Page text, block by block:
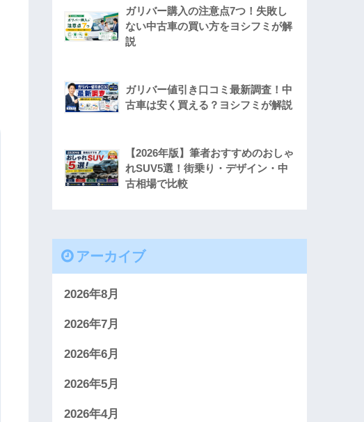
ガリバー購入の注意点7つ！失敗し
ない中古車の買い方をヨシフミが解
説
ガリバー値引き口コミ最新調査！中
古車は安く買える？ヨシフミが解説
【2026年版】筆者おすすめのおしゃ
れSUV5選！街乗り・デザイン・中
古相場で比較
アーカイブ
2026年8月
2026年7月
2026年6月
2026年5月
2026年4月